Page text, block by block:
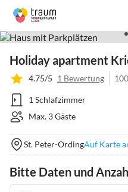
Holiday apartment
4.75/5 1 Bewertung
1 Schlafzimmer
Max. 3 Gäste
St. Peter-OrdingAuf Karte
Bitte Daten und